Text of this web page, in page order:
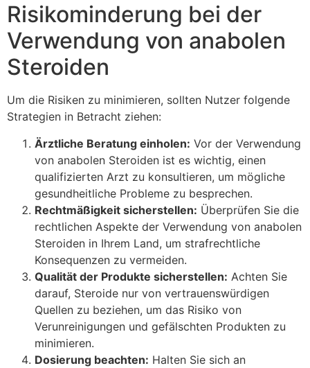
Risikominderung bei der
Verwendung von anabolen
Steroiden
Um die Risiken zu minimieren, sollten Nutzer folgende
Strategien in Betracht ziehen:
Ärztliche Beratung einholen: Vor der Verwendung
von anabolen Steroiden ist es wichtig, einen
qualifizierten Arzt zu konsultieren, um mögliche
gesundheitliche Probleme zu besprechen.
Rechtmäßigkeit sicherstellen: Überprüfen Sie die
rechtlichen Aspekte der Verwendung von anabolen
Steroiden in Ihrem Land, um strafrechtliche
Konsequenzen zu vermeiden.
Qualität der Produkte sicherstellen: Achten Sie
darauf, Steroide nur von vertrauenswürdigen
Quellen zu beziehen, um das Risiko von
Verunreinigungen und gefälschten Produkten zu
minimieren.
Dosierung beachten: Halten Sie sich an